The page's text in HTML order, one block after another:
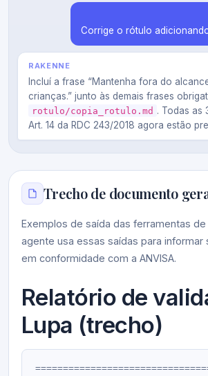
Corrige o rótulo
RAKENNE
Incluí a frase “Mantenha fora do
crianças.” junto às demais frases
rotulo/copia_rotulo.md . Todas as
Art. 14 da RDC 243/2018 agora estão
Trecho de documento
Exemplos de saída das ferramentas de
agente usa essas saídas para informar
em conformidade com a ANVISA.
Relatório de
Lupa (trecho)